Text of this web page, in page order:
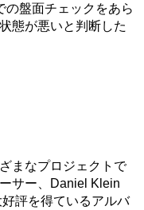
の盤面チェックをあら
態が悪いと判断した
まなプロジェクトで
サー、Daniel Klein
評を得ているアルバ